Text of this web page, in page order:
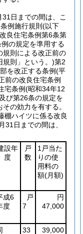
日までの間は、こ
例施行規則 (以下
良住宅条例第6条第
の規定を準用する
規則による改正前の
規則」という。)第2
を改正する条例(平
前の改良住宅条例
宅条例(昭和34年12
び第26条の規定を
の効力を有する。
棚ハイツに係る改良
31日までの間は、
設年
度
戸
数
1戸当た
りの使
用料の
額(月額)
成6
度
戸
7
円
47,000
33 39,000